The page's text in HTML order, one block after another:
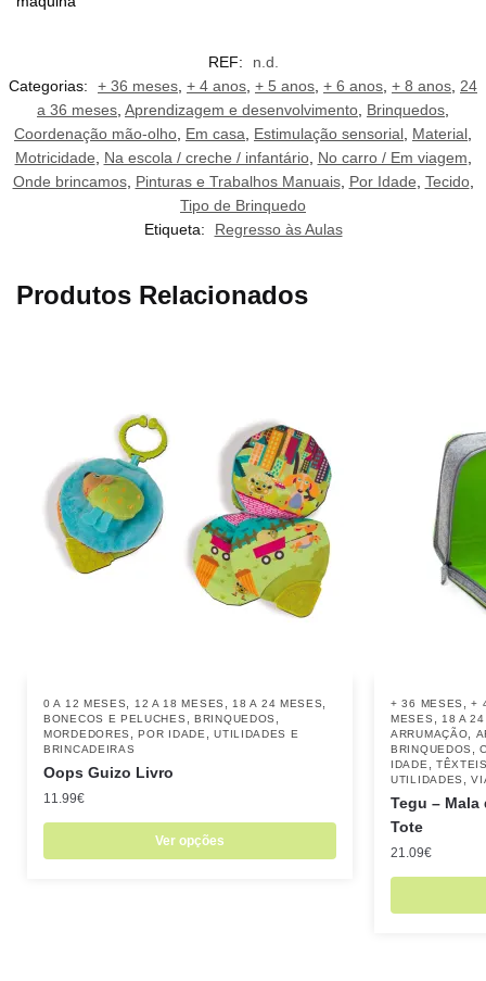
REF:
n.d.
Categorias:
+ 36 meses + 4 anos + 5 anos + 6 anos + 8 anos 24
a 36 meses Aprendizagem e desenvolvimento Brinquedos
Coordenação mão-olho Em casa Estimulação sensorial Material
Motricidade
Na escola / creche / infantário, No carro / Em viagem
Onde brincamos, Pinturas e Trabalhos Manuais, Por Idade Tecido,
Tipo de Brinquedo
Etiqueta:
Regresso às Aulas
Produtos Relacionados
0 A 12 MESES 12 A 18 MESES 18 A 24 MESES
BONECOS E PELUCHES ,BRINQUEDOS
MORDEDORES ,POR IDADE ,UTILIDADES E
BRINCADEIRAS
Oops Guizo Livro
11.99€
Ver opções
+ 36 MESES ,+
MESES
18 A
ARRUMAÇÃO
BRINQUEDOS
,
IDADE
UTILIDADES
,
Tegu – Mala
Tote
21.09€